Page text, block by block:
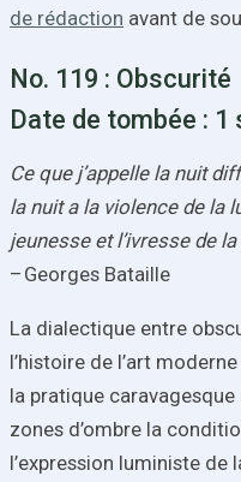
de rédaction avant de
No. 119 : Obscurité
Date de tombée :
Ce que j’appelle la nuit
la nuit a la violence de la
jeunesse et l’ivresse de
– Georges Bataille
La dialectique entre
l’histoire de l’art
la pratique
zones d’ombre la
l’expression luministe de